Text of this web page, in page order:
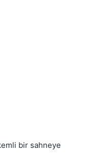
bir sahneye